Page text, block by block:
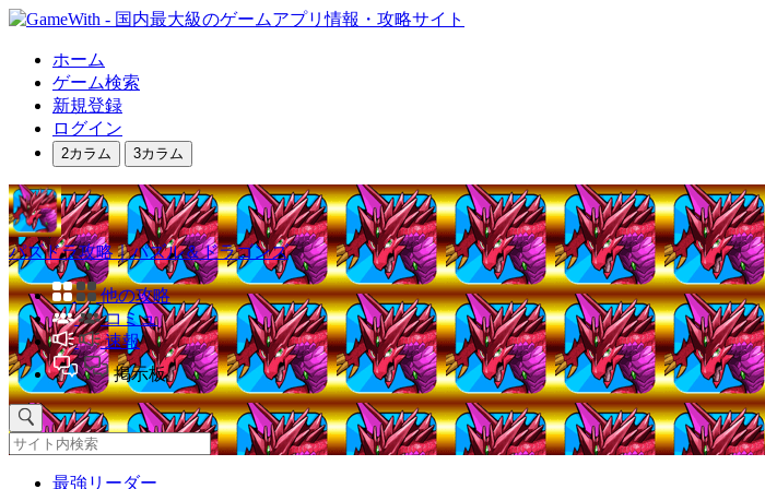
ホーム
ゲーム検索
新規登録
ログイン
2カラム 3カラム
パズドラ攻略｜パズル＆ドラゴンズ
他の攻略
コミュ
速報
掲示板
最強リーダー